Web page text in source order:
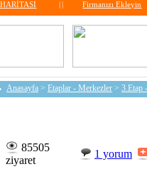
Firmanızı Ekleyin
Anasayfa > Etaplar - Merkezler > 3.Etap
85505
ziyaret
1 yorum